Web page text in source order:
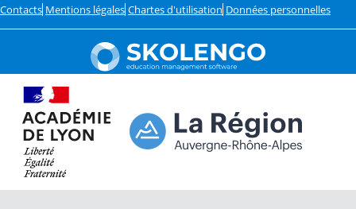
Contacts Mentions légales Chartes d'utilisation Données personnelles